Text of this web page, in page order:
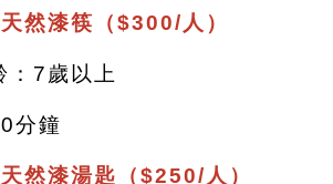
然漆筷（$300/人）
：7歲以上
分鐘
然漆湯匙（$250/人）